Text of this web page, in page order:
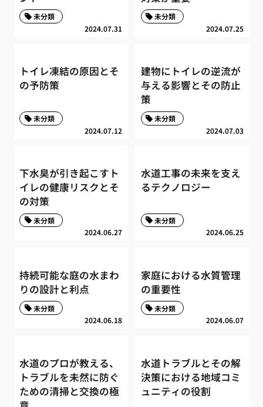
2024.07.31
未分類
2024.07.25
未分類
トイレ凍結の原因とそ
の予防策
2024.07.12
未分類
建物にトイレの逆流が
与える影響とその防止
策
2024.07.03
未分類
下水臭が引き起こすト
イレの健康リスクとそ
の対策
2024.06.27
未分類
水道工事の未来を支え
るテクノロジー
2024.06.25
未分類
持続可能な庭の水まわ
りの設計と利点
2024.06.18
未分類
家庭における水質管理
の重要性
2024.06.07
未分類
水道のプロが教える、
トラブルを未然に防ぐ
ための清掃と交換の極
水道トラブルとその解
決策における地域コミ
ュニティの役割